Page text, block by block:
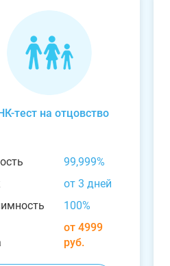
тест на отцовство
99,999%
от 3 дней
100%
от 4999
руб.